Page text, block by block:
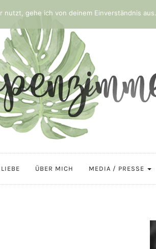
ÜBER MICH MEDIA / PRESSE
gehe ich von deinem Einverständnis aus.